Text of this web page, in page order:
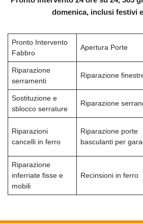
domenica, inclusi festivi
Pronto Intervento
Fabbro
Apertura Porte
Riparazione
serramenti
Riparazione
Sostituzione e
sblocco serrature
Riparazione
Riparazioni
cancelli in ferro
Riparazione porte
basculanti per
Riparazione
inferriate fisse e
mobili
Recinsioni in ferro